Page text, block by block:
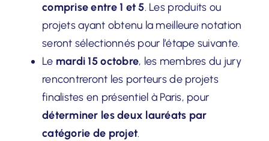
comprise entre 1 et 5. Les produits ou
projets ayant obtenu la meilleure notation
seront sélectionnés pour l’étape suivante.
Le mardi 15 octobre, les membres du jury
rencontreront les porteurs de projets
finalistes en présentiel à Paris, pour
déterminer les deux lauréats par
catégorie de projet.